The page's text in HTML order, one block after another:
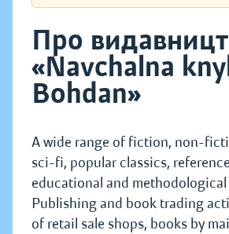
Про
«Navchalna
Bohdan»
A wide range of fiction, non-
sci-fi, popular classics,
educational and
Publishing and book trading
of retail sale shops, books by